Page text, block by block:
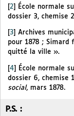
[2]
École normale
dossier 3, chemise
3
Archives
pour 1878 ;
quitté la ville ».
[4]
École normale
dossier 6, chemise
social, mars 1878.
P.S. :